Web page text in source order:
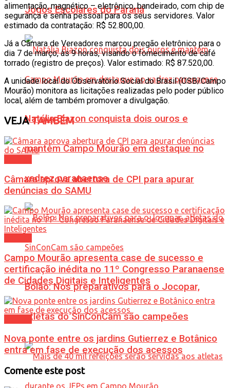
Jogos Escolares do Paraná
Natália Biazon conquista dois ouros e
mantém Campo Mourão em destaque no
xadrez paranaense
Bolão: Nos preparativos para o Jocopar,
atletas do SinConCam são campeões
alimentação, magnético – eletrônico, bandeirado, com chip de
segurança e senha pessoal para os seus servidores. Valor
estimado da contratação: R$ 52.800,00.
Já a Câmara de Vereadores marcou pregão eletrônico para o
dia 7 de março, às 9 horas, visando o fornecimento de café
torrado (registro de preços). Valor estimado: R$ 87.520,00.
A unidade local do Observatório Social do Brasil (OSB/Campo
Mourão) monitora as licitações realizadas pelo poder público
local, além de também promover a divulgação.
VEJATAMBÉM
Câmara aprova abertura de CPI para apurar
denúncias do SAMU
Campo Mourão apresenta case de sucesso e
certificação inédita no 11º Congresso Paranaense
de Cidades Digitais e Inteligentes
Nova ponte entre os jardins Gutierrez e Botânico
entra em fase de execução dos acessos
Comente este post